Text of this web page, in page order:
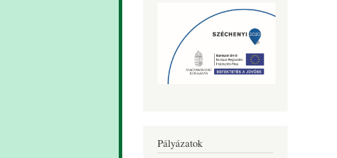
Pályázatok